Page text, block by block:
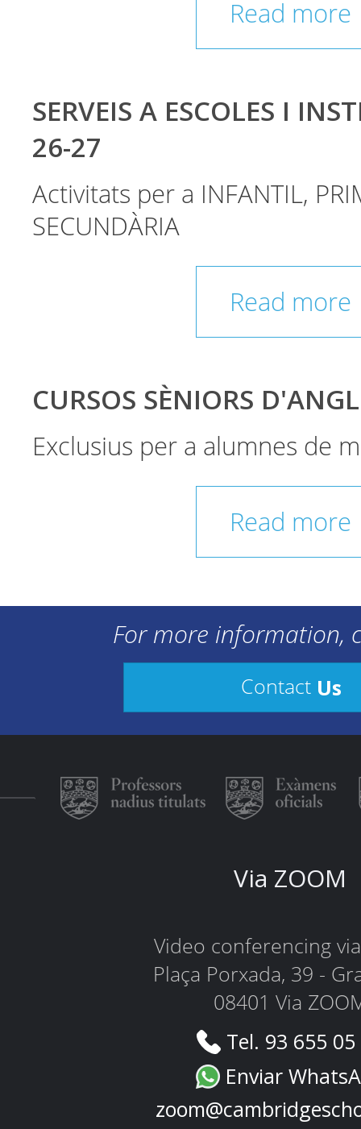
Read more
SERVEIS A ESCOLES I
26-27
Activitats per a INFANTIL,
SECUNDÀRIA
Read more
CURSOS SÈNIORS
Exclusius per a alumnes de
Read more
For more information,
Contact Us
Via ZOOM
Video conferencing
Plaça Porxada, 39 -
08401 Via
Tel. 93 655
Enviar